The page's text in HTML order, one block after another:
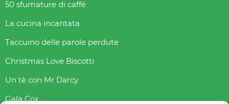
50 sfumature di caffè
La cucina incantata
Taccuino delle parole perdute
Christmas Love Biscotti
Un tè con Mr Darcy
Gala Cox